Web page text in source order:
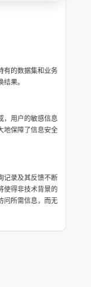
有的数据集和业务
果。
，用户的敏感信息
地保障了信息安全
记录及其反馈不断
使得非技术背景的
问所需信息，而无